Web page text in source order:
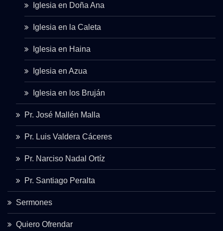
Iglesia en Doña Ana
Iglesia en la Caleta
Iglesia en Haina
Iglesia en Azua
Iglesia en los Bruján
Pr. José Mallén Malla
Pr. Luis Valdera Cáceres
Pr. Narciso Nadal Ortíz
Pr. Santiago Peralta
Sermones
Quiero Ofrendar